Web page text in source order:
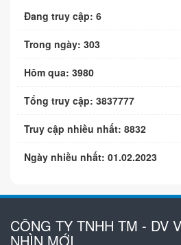
Đang truy cập: 6
Trong ngày: 303
Hôm qua: 3980
Tổng truy cập: 3837777
Truy cập nhiều nhất: 8832
Ngày nhiều nhất: 01.02.2023
CÔNG TY TNHH TM - DV
NHÌN MỚI